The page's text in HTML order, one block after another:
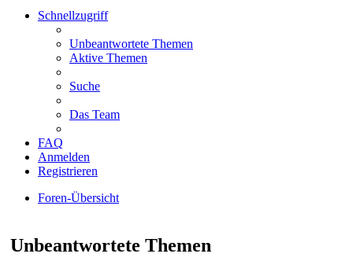
Schnellzugriff
Unbeantwortete Themen
Aktive Themen
Suche
Das Team
FAQ
Anmelden
Registrieren
Foren-Übersicht
Unbeantwortete Themen